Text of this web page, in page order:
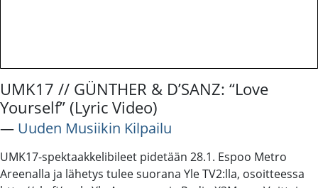
UMK17 // GÜNTHER & D’SANZ: “Love
Yourself” (Lyric Video)
― Uuden Musiikin Kilpailu
UMK17-spektaakkelibileet pidetään 28.1. Espoo Metro
Areenalla ja lähetys tulee suorana Yle TV2:lla, osoitteessa